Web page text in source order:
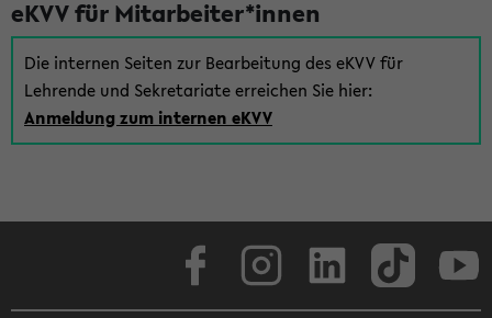
eKVV für Mitarbeiter*innen
Die internen Seiten zur Bearbeitung des eKVV für
Lehrende und Sekretariate erreichen Sie hier:
Anmeldung zum internen eKVV